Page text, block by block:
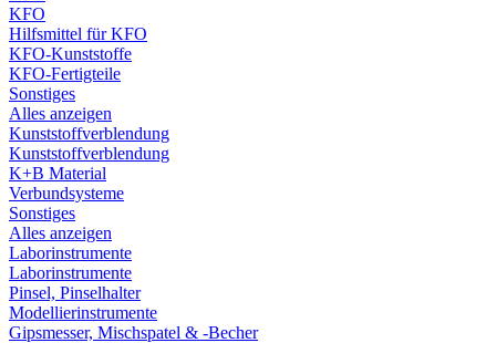
KFO
Hilfsmittel für KFO
KFO-Kunststoffe
KFO-Fertigteile
Sonstiges
Alles anzeigen
Kunststoffverblendung
Kunststoffverblendung
K+B Material
Verbundsysteme
Sonstiges
Alles anzeigen
Laborinstrumente
Laborinstrumente
Pinsel, Pinselhalter
Modellierinstrumente
Gipsmesser, Mischspatel & -Becher